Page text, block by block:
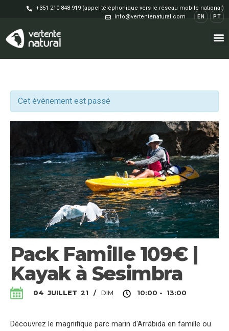
+351 210 848 919 (appel téléphonique vers le réseau mobile national)
info@vertentenatural.com
EN PT
Cet évènement est passé
Pack Famille 109€ |
Kayak à Sesimbra
04 JUILLET 21 / DIM 10:00 - 13:00
Découvrez le magnifique parc marin d'Arrábida en famille ou